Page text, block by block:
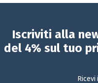
Iscriviti alla
del 4% sul tuo